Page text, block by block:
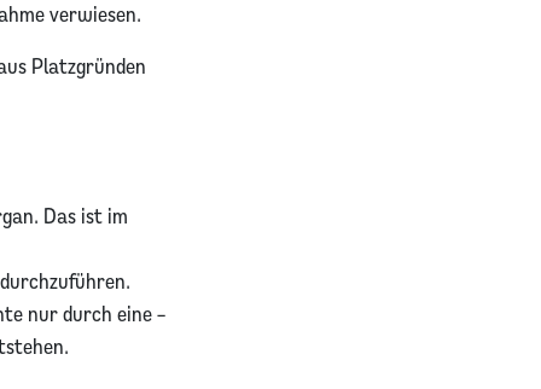
verwiesen.
Platzgründen
Das ist im
nur durch eine –